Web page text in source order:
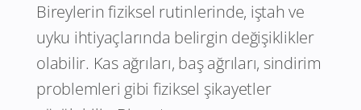
Bireylerin fiziksel rutinlerinde, iştah ve
uyku ihtiyaçlarında belirgin değişiklikler
olabilir. Kas ağrıları, baş ağrıları, sindirim
problemleri gibi fiziksel şikayetler